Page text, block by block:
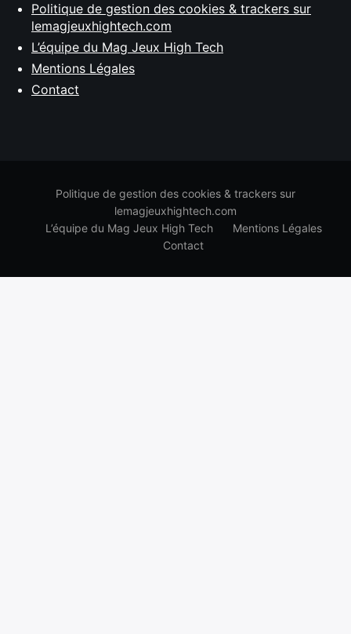
Politique de gestion des cookies & trackers sur
lemagjeuxhightech.com
L’équipe du Mag Jeux High Tech
Mentions Légales
Contact
Politique de gestion des cookies & trackers sur
lemagjeuxhightech.com
L’équipe du Mag Jeux High Tech
Mentions Légales
Contact